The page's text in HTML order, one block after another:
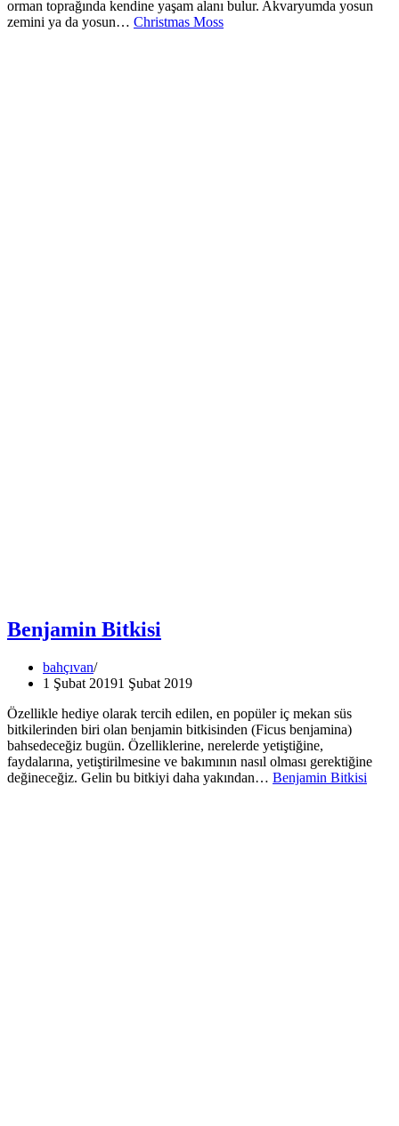
orman toprağında kendine yaşam alanı bulur. Akvaryumda yosun
zemini ya da yosun… Christmas Moss
Benjamin Bitkisi
bahçıvan
1 Şubat 20191 Şubat 2019
Özellikle hediye olarak tercih edilen, en popüler iç mekan süs
bitkilerinden biri olan benjamin bitkisinden (Ficus benjamina)
bahsedeceğiz bugün. Özelliklerine, nerelerde yetiştiğine,
faydalarına, yetiştirilmesine ve bakımının nasıl olması gerektiğine
değineceğiz. Gelin bu bitkiyi daha yakından… Benjamin Bitkisi